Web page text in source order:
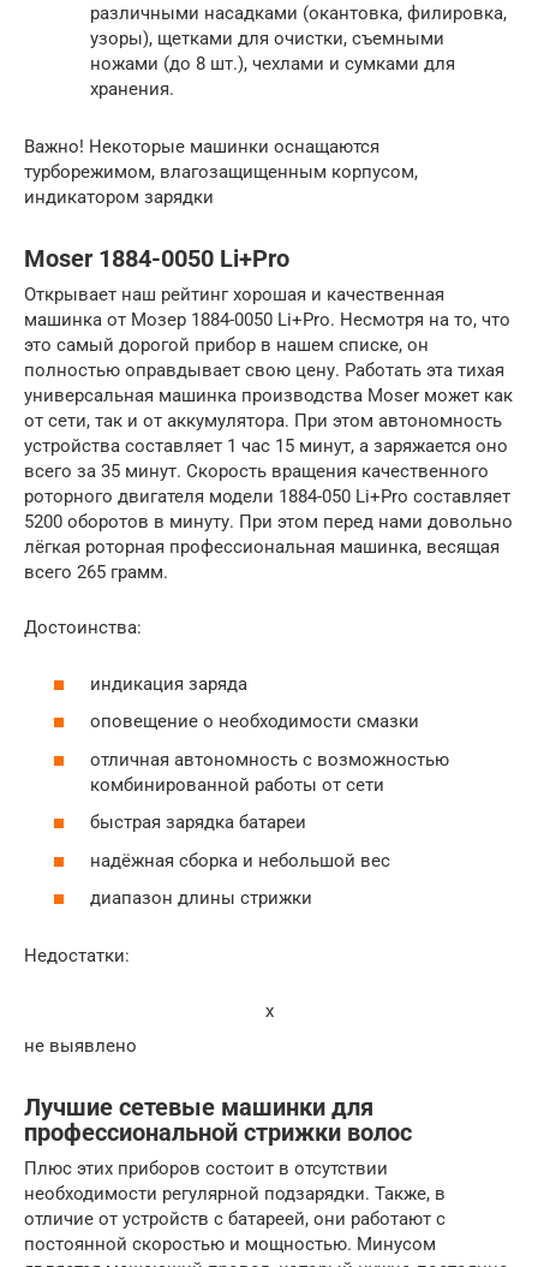
различными насадками (окантовка, филировка,
узоры), щетками для очистки, съемными
ножами (до 8 шт.), чехлами и сумками для
хранения.
Важно! Некоторые машинки оснащаются
турборежимом, влагозащищенным корпусом,
индикатором зарядки
Moser 1884-0050 Li+Pro
Открывает наш рейтинг хорошая и качественная
машинка от Мозер 1884-0050 Li+Pro. Несмотря на то, что
это самый дорогой прибор в нашем списке, он
полностью оправдывает свою цену. Работать эта тихая
универсальная машинка производства Moser может как
от сети, так и от аккумулятора. При этом автономность
устройства составляет 1 час 15 минут, а заряжается оно
всего за 35 минут. Скорость вращения качественного
роторного двигателя модели 1884-050 Li+Pro составляет
5200 оборотов в минуту. При этом перед нами довольно
лёгкая роторная профессиональная машинка, весящая
всего 265 грамм.
Достоинства:
индикация заряда
оповещение о необходимости смазки
отличная автономность с возможностью
комбинированной работы от сети
быстрая зарядка батареи
надёжная сборка и небольшой вес
диапазон длины стрижки
Недостатки:
x
не выявлено
Лучшие сетевые машинки для
профессиональной стрижки волос
Плюс этих приборов состоит в отсутствии
необходимости регулярной подзарядки. Также, в
отличие от устройств с батареей, они работают с
постоянной скоростью и мощностью. Минусом